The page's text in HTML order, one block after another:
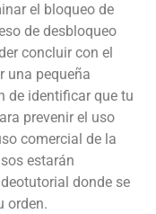
el bloqueo de
de desbloqueo
concluir con el
una pequeña
de identificar que tu
prevenir el uso
comercial de la
estarán
donde se
orden.